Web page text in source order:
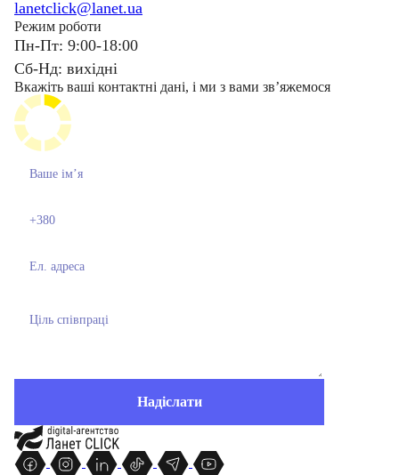
lanetclick@lanet.ua
Режим роботи
Пн-Пт: 9:00-18:00
Сб-Нд: вихідні
Вкажіть ваші контактні дані, і ми з вами звʼяжемося